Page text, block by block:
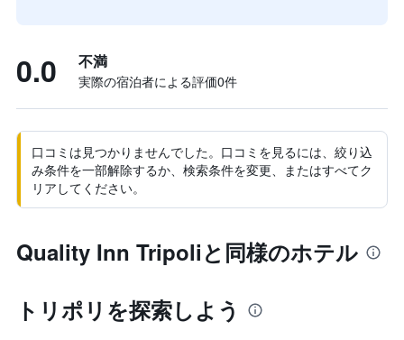
0.0 不満
実際の宿泊者による評価0​件
口コミは見つかりませんでした。口コミを見るには、絞り込
み条件を一部解除するか、検索条件を変更、またはすべてク
リアしてください。
Quality Inn Tripoliと同様のホテル
トリポリ​を探索しよう